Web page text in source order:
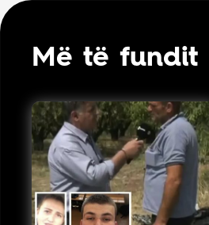
Më të fundit